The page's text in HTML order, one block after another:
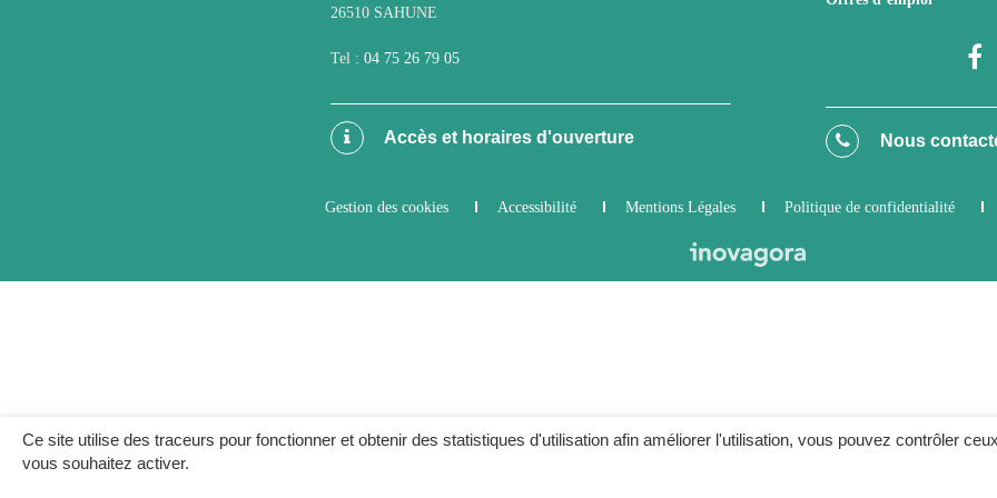
Ce site utilise des traceurs pour fonctionner et obtenir des statistiques d'utilisation afin améliorer l'utilisation, vous pouvez contrôler
vous souhaitez activer.
26510 SAHUNE
Tel : 04 75 26 79 05
Accès et horaires d'ouverture Nous
Gestion des cookies Accessibilité Mentions Légales Politique de confidentialité